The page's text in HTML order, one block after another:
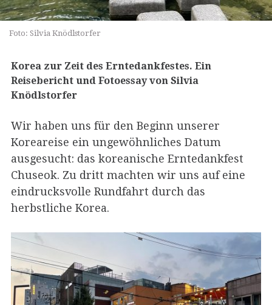
Foto: Silvia Knödlstorfer
Korea zur Zeit des Erntedankfestes. Ein
Reisebericht und Fotoessay von Silvia
Knödlstorfer
Wir haben uns für den Beginn unserer
Koreareise ein ungewöhnliches Datum
ausgesucht: das koreanische Erntedankfest
Chuseok. Zu dritt machten wir uns auf eine
eindrucksvolle Rundfahrt durch das
herbstliche Korea.